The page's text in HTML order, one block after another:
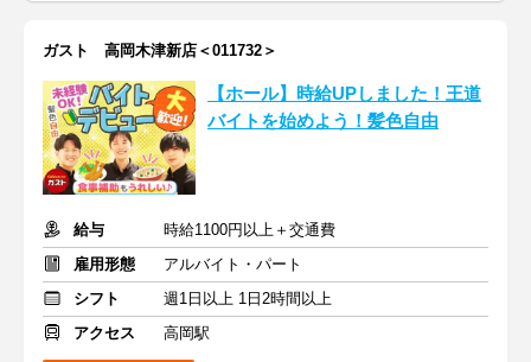
ガスト 高岡木津新店＜011732＞
【ホール】時給UPしました！王道
バイトを始めよう！髪色自由
給与
時給1100円以上＋交通費
雇用形態
アルバイト・パート
シフト
週1日以上 1日2時間以上
アクセス
高岡駅